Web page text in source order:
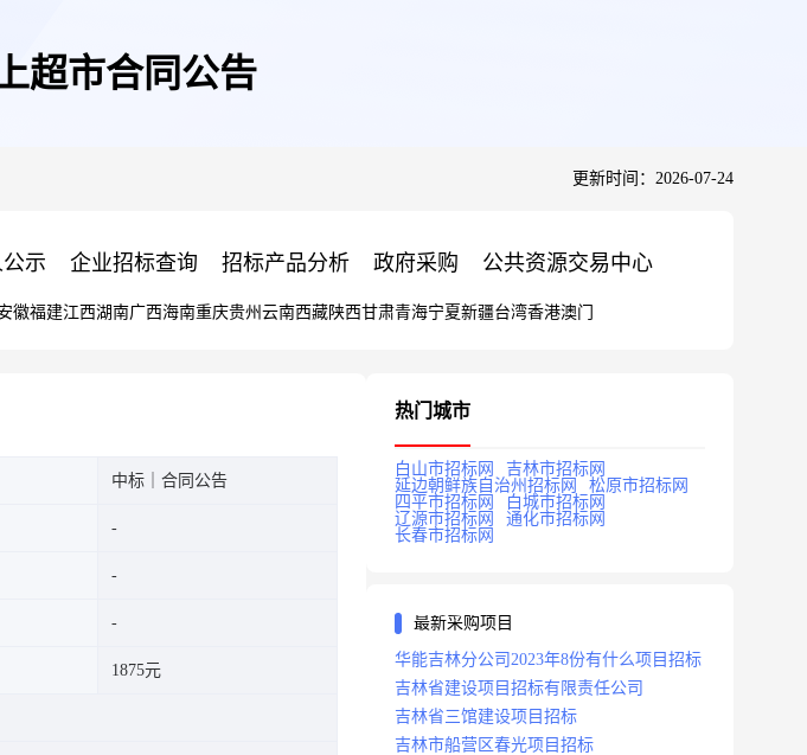
超市合同公告
更新时间：2026-07-24
示 企业招标查询 招标产品分析 政府采购 公共资源交易中心
徽福建江西湖南广西海南重庆贵州 云南西藏陕西甘肃青海宁夏新疆台湾香港澳门
中标｜合同公告
1875元
热门城市
白山市招标网
吉林市招标网
延边朝鲜族自治州招标网
松原市招标网
四平市招标网
白城市招标网
辽源市招标网
通化市招标网
长春市招标网
最新采购项目
华能吉林分公司2023年8份有什么项目招标
吉林省建设项目招标有限责任公司
吉林省三馆建设项目招标
吉林市船营区春光项目招标